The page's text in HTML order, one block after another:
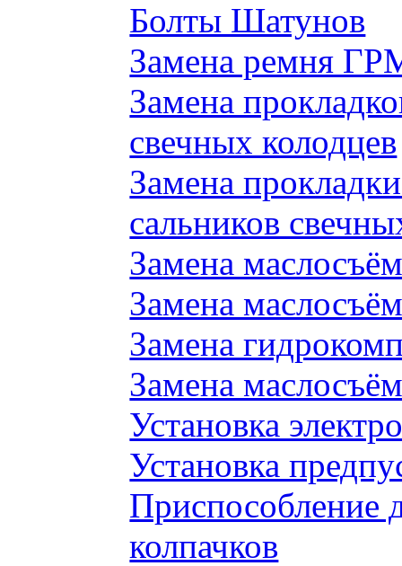
Болты Шатунов
Замена ремня
Замена
свечных колодцев
Замена
сальников
Замена
Замена
Замена
Замена
Установка
Установка
Приспособление
колпачков